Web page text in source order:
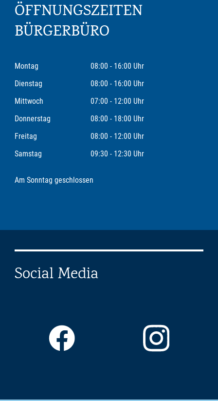
ÖFFNUNGSZEITEN
BÜRGERBÜRO
Montag
08:00 - 16:00 Uhr
Dienstag
08:00 - 16:00 Uhr
Mittwoch
07:00 - 12:00 Uhr
Donnerstag
08:00 - 18:00 Uhr
Freitag
08:00 - 12:00 Uhr
Samstag
09:30 - 12:30 Uhr
Am Sonntag geschlossen
Social Media